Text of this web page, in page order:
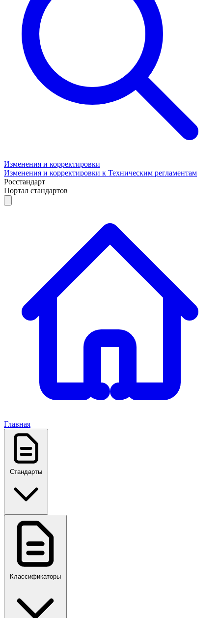
Изменения и корректировки
Изменения и корректировки к Техническим регламентам
Росстандарт
Портал стандартов
Главная
Стандарты
ГОСТ, ГОСТ Р, ПНСТ
Классификаторы